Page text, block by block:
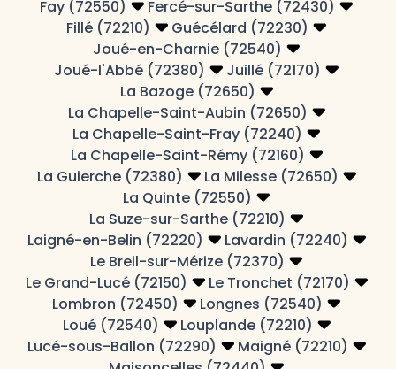
Fay (72550)
Fercé-sur-Sarthe (72430)
Fillé (72210)
Guécélard (72230)
Joué-en-Charnie (72540)
Joué-l'Abbé (72380)
Juillé (72170)
La Bazoge (72650)
La Chapelle-Saint-Aubin (72650)
La Chapelle-Saint-Fray (72240)
La Chapelle-Saint-Rémy (72160)
La Guierche (72380)
La Milesse (72650)
La Quinte (72550)
La Suze-sur-Sarthe (72210)
Laigné-en-Belin (72220)
Lavardin (72240)
Le Breil-sur-Mérize (72370)
Le Grand-Lucé (72150)
Le Tronchet (72170)
Lombron (72450)
Longnes (72540)
Loué (72540)
Louplande (72210)
Lucé-sous-Ballon (72290)
Maigné (72210)